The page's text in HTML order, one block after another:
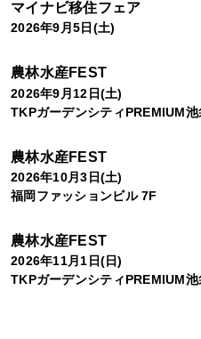
マイナビ移住フェア
2026年9月5日(土)
農林水産FEST
2026年9月12日(土)
TKPガーデンシティPREMIUM
農林水産FEST
2026年10月3日(土)
福岡ファッションビル 7F
農林水産FEST
2026年11月1日(日)
TKPガーデンシティPREMIUM